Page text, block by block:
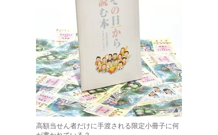
高額当せん者だけに手渡される限定小冊子に何